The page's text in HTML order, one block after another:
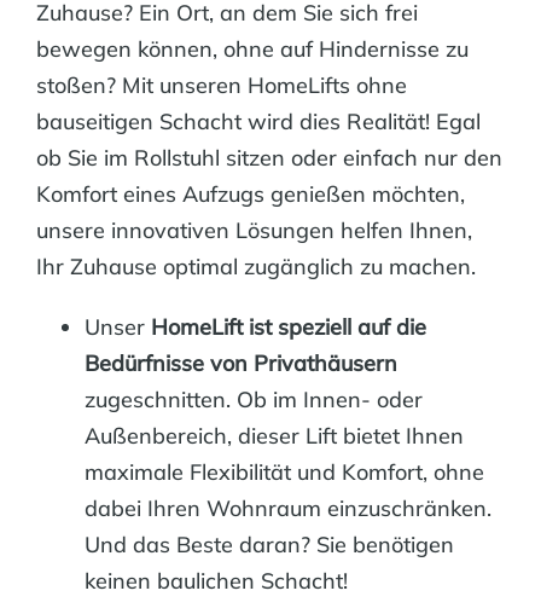
Zuhause? Ein Ort, an dem Sie sich frei
bewegen können, ohne auf Hindernisse zu
stoßen? Mit unseren HomeLifts ohne
bauseitigen Schacht wird dies Realität! Egal
ob Sie im Rollstuhl sitzen oder einfach nur den
Komfort eines Aufzugs genießen möchten,
unsere innovativen Lösungen helfen Ihnen,
Ihr Zuhause optimal zugänglich zu machen.
Unser HomeLift ist speziell auf die
Bedürfnisse von Privathäusern
zugeschnitten. Ob im Innen- oder
Außenbereich, dieser Lift bietet Ihnen
maximale Flexibilität und Komfort, ohne
dabei Ihren Wohnraum einzuschränken.
Und das Beste daran? Sie benötigen
keinen baulichen Schacht!